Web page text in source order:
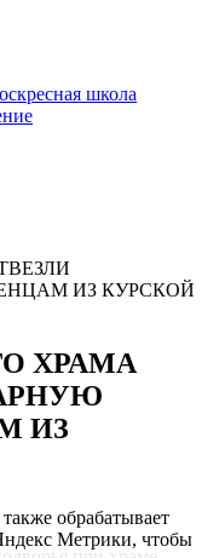
школа
ИЗ КУРСКОЙ
ХРАМА
ИЗ
обрабатывает
Метрики, чтобы